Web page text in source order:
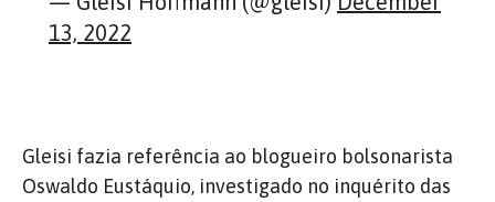
13, 2022
Gleisi fazia referência ao blogueiro bolsonarista
Oswaldo Eustáquio, investigado no inquérito das